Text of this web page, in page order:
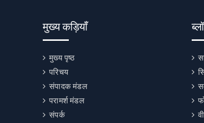
मुख्य कड़ियाँ
मुख्य पृष्ठ
परिचय
संपादक मंडल
परामर्श मंडल
संपर्क